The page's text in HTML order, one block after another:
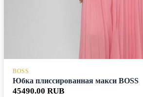
BOSS
Юбка плиссированная макси BOSS
45490.00 RUB